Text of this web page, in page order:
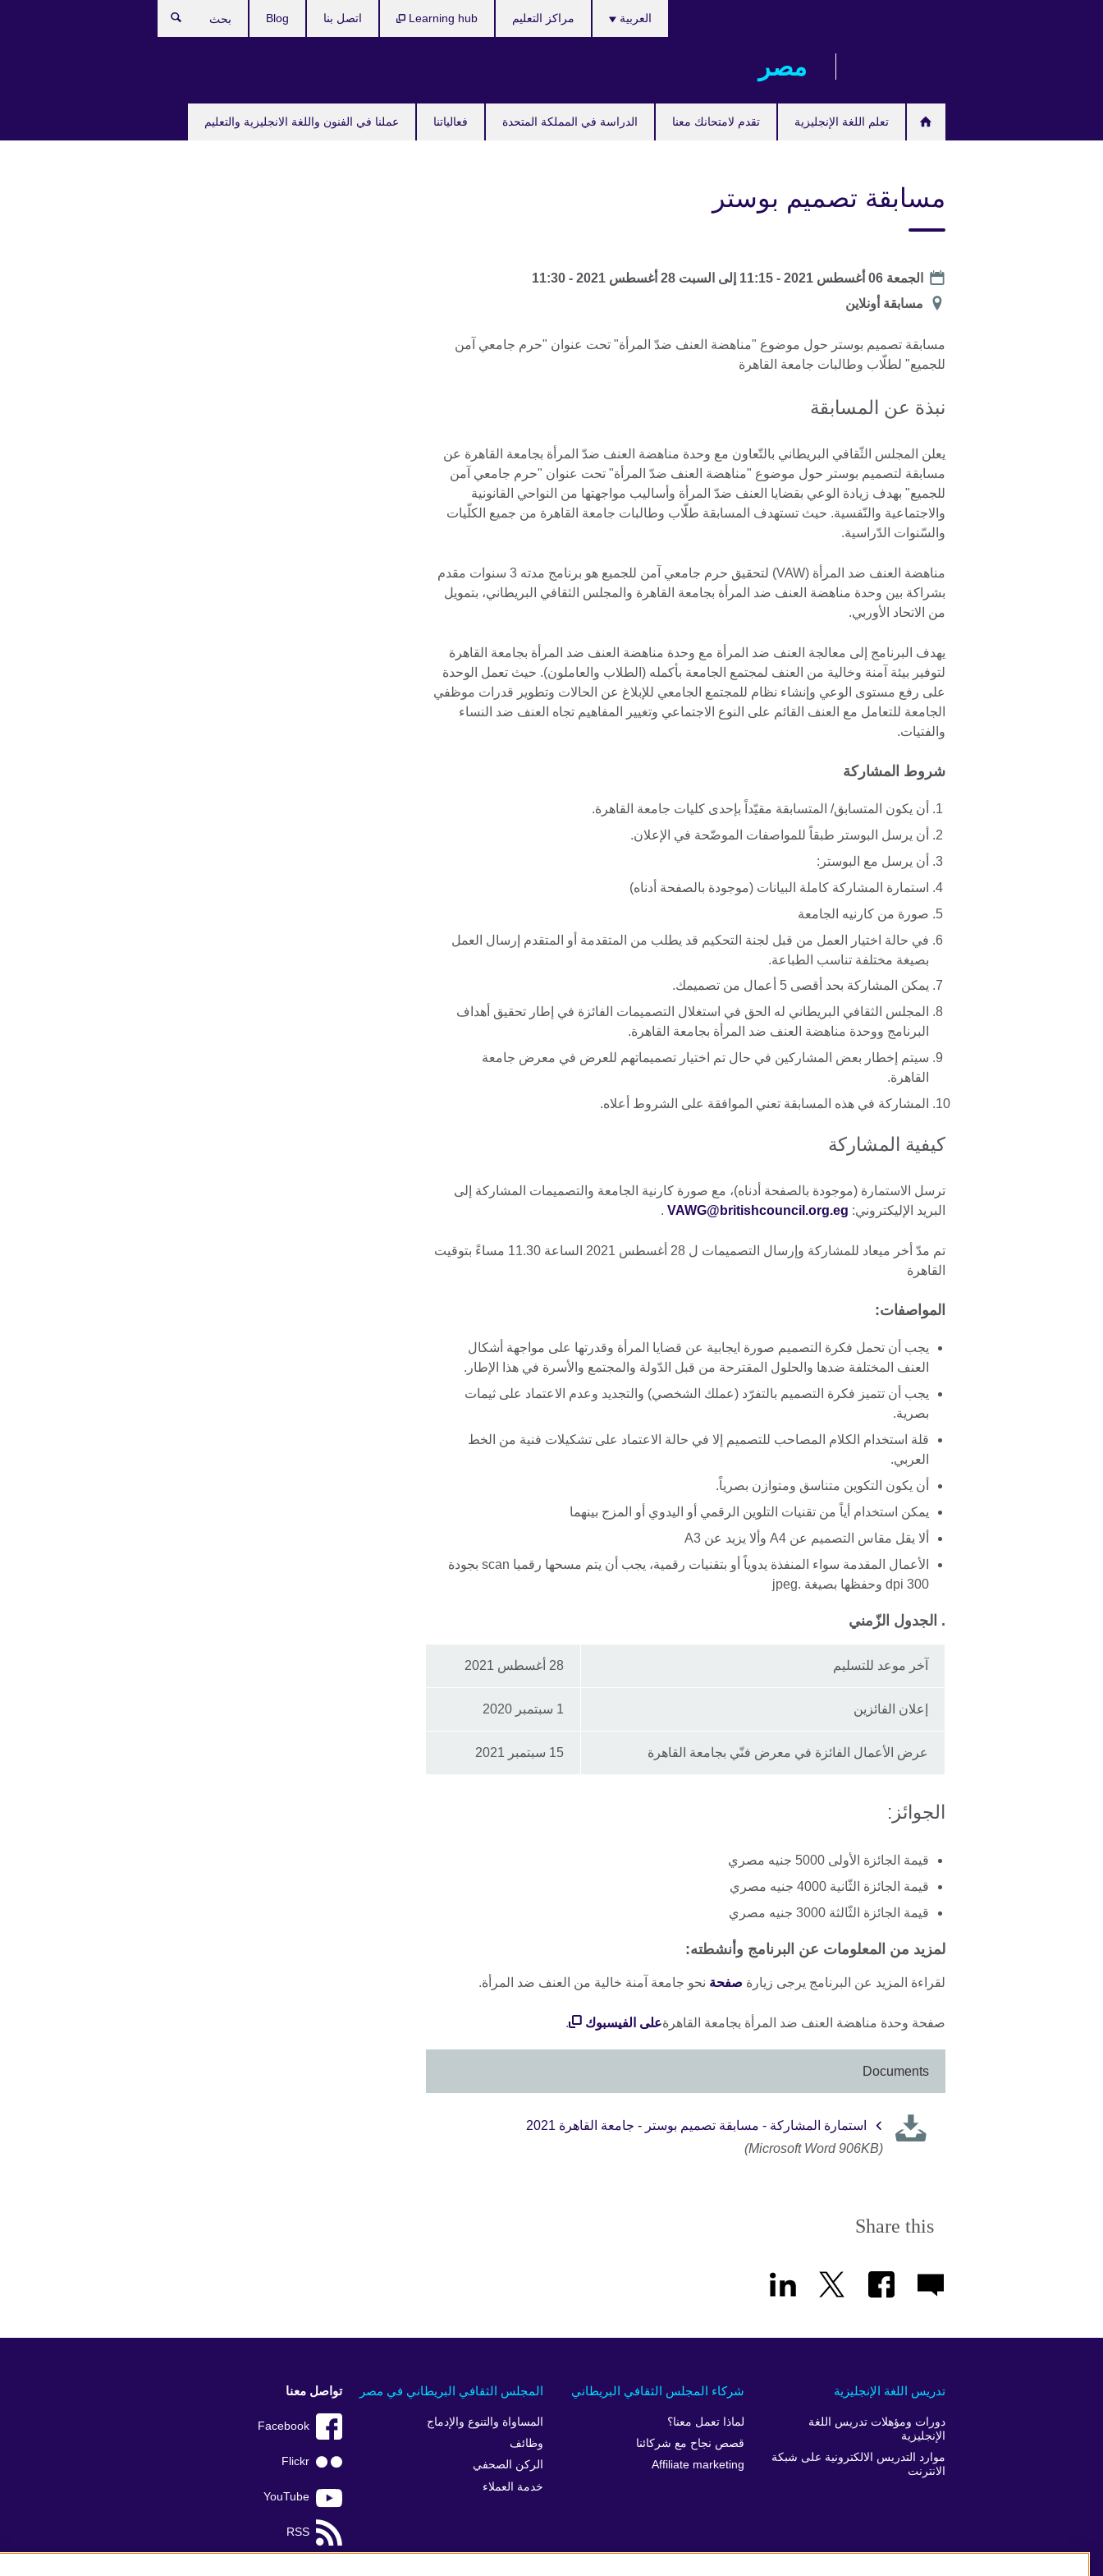
مصر‎
تعلم اللغة الإنجليزية تقدم لامتحانك معنا الدراسة في المملكة المتحدة فعالياتنا عملنا في الفنون واللغة الانجليزية والتعليم
العربية مراكز التعليم Learning hub اتصل بنا Blog
مسابقة تصميم بوستر
موعد
الجمعة 06 أغسطس 2021 - 11:15 إلى السبت 28 أغسطس 2021 - 11:30
الموقع
مسابقة أونلاين
مسابقة تصميم بوستر حول موضوع "مناهضة العنف ضدّ المرأة" تحت عنوان "حرم جامعي آمن
للجميع" لطلّاب وطالبات جامعة القاهرة
نبذة عن المسابقة
يعلن المجلس الثّقافي البريطاني بالتّعاون مع وحدة مناهضة العنف ضدّ المرأة بجامعة القاهرة عن
مسابقة لتصميم بوستر حول موضوع "مناهضة العنف ضدّ المرأة" تحت عنوان "حرم جامعي آمن
للجميع" بهدف زيادة الوعي بقضايا العنف ضدّ المرأة وأساليب مواجهتها من النواحي القانونية
والاجتماعية والنّفسية. حيث تستهدف المسابقة طلّاب وطالبات جامعة القاهرة من جميع الكلّيات
والسّنوات الدّراسية.
مناهضة العنف ضد المرأة (VAW) لتحقيق حرم جامعي آمن للجميع هو برنامج مدته 3 سنوات مقدم
بشراكة بين وحدة مناهضة العنف ضد المرأة بجامعة القاهرة والمجلس الثقافي البريطاني، بتمويل
من الاتحاد الأوربي.
يهدف البرنامج إلى معالجة العنف ضد المرأة مع وحدة مناهضة العنف ضد المرأة بجامعة القاهرة
لتوفير بيئة آمنة وخالية من العنف لمجتمع الجامعة بأكمله (الطلاب والعاملون). حيث تعمل الوحدة
على رفع مستوى الوعي وإنشاء نظام للمجتمع الجامعي للإبلاغ عن الحالات وتطوير قدرات موظفي
الجامعة للتعامل مع العنف القائم على النوع الاجتماعي وتغيير المفاهيم تجاه العنف ضد النساء
والفتيات.
شروط المشاركة
أن يكون المتسابق/ المتسابقة مقيّداً بإحدى كليات جامعة القاهرة.
أن يرسل البوستر طبقاً للمواصفات الموضّحة في الإعلان.
أن يرسل مع البوستر:
استمارة المشاركة كاملة البيانات (موجودة بالصفحة أدناه)
صورة من كارنيه الجامعة
في حالة اختيار العمل من قبل لجنة التحكيم قد يطلب من المتقدمة أو المتقدم إرسال العمل
بصيغة مختلفة تناسب الطباعة.
يمكن المشاركة بحد أقصى 5 أعمال من تصميمك.
المجلس الثقافي البريطاني له الحق في استغلال التصميمات الفائزة في إطار تحقيق أهداف
البرنامج ووحدة مناهضة العنف ضد المرأة بجامعة القاهرة.
سيتم إخطار بعض المشاركين في حال تم اختيار تصميماتهم للعرض في معرض جامعة
القاهرة.
المشاركة في هذه المسابقة تعني الموافقة على الشروط أعلاه.
كيفية المشاركة
ترسل الاستمارة (موجودة بالصفحة أدناه)، مع صورة كارنية الجامعة والتصميمات المشاركة إلى
البريد الإليكتروني: VAWG@britishcouncil.org.eg
.
تم مدّ أخر ميعاد للمشاركة وإرسال التصميمات ل 28 أغسطس 2021 الساعة 11.30 مساءً بتوقيت
القاهرة
المواصفات:
يجب أن تحمل فكرة التصميم صورة ايجابية عن قضايا المرأة وقدرتها على مواجهة أشكال
العنف المختلفة ضدها والحلول المقترحة من قبل الدّولة والمجتمع والأسرة في هذا الإطار.
يجب أن تتميز فكرة التصميم بالتفرّد (عملك الشخصي) والتجديد وعدم الاعتماد على ثيمات
بصرية.
قلة استخدام الكلام المصاحب للتصميم إلا في حالة الاعتماد على تشكيلات فنية من الخط
العربي.
أن يكون التكوين متناسق ومتوازن بصرياً.
يمكن استخدام أياً من تقنيات التلوين الرقمي أو اليدوي أو المزج بينهما
ألا يقل مقاس التصميم عن A4 وألا يزيد عن A3
الأعمال المقدمة سواء المنفذة يدوياً أو بتقنيات رقمية، يجب أن يتم مسحها رقميا scan بجودة
300 dpi وحفظها بصيغة .jpeg
. الجدول الزّمني
آخر موعد للتسليم 28 أغسطس 2021
إعلان الفائزين 1 سبتمبر 2020
عرض الأعمال الفائزة في معرض فنّي بجامعة القاهرة 15 سبتمبر 2021
الجوائز:
قيمة الجائزة الأولى 5000 جنيه مصري
قيمة الجائزة الثّانية 4000 جنيه مصري
قيمة الجائزة الثّالثة 3000 جنيه مصري
لمزيد من المعلومات عن البرنامج وأنشطته:
لقراءة المزيد عن البرنامج يرجى زيارة صفحة نحو جامعة آمنة خالية من العنف ضد المرأة.
صفحة وحدة مناهضة العنف ضد المرأة بجامعة القاهرةعلى الفيسبوك .
Documents
استمارة المشاركة - مسابقة تصميم بوستر - جامعة القاهرة 2021
(Microsoft Word 906KB)
Share this
المجلس الثقافي البريطاني في مصر
المساواة والتنوع والإدماج
وظائف
الركن الصحفي
خدمة العملاء
شركاء المجلس الثقافي البريطاني
لماذا تعمل معنا؟
قصص نجاح مع شركائنا
Affiliate marketing
تدريس اللغة الإنجليزية
دورات ومؤهلات تدريس اللغة
الإنجليزية
موارد التدريس الالكترونية على شبكة
الانترنت
تواصل معنا
Facebook
Flickr
YouTube
RSS